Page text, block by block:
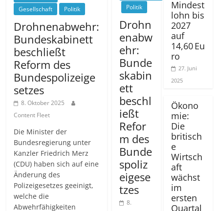
Gesellschaft
Politik
Drohnenabwehr:
Bundeskabinett
beschließt
Reform des
Bundespolizeige
setzes
8. Oktober 2025
Content Fleet
Die Minister der
Bundesregierung unter
Kanzler Friedrich Merz
(CDU) haben sich auf eine
Änderung des
Polizeigesetzes geeinigt,
welche die
Abwehrfähigkeiten
Politik
Drohn
enabw
ehr:
Bunde
skabin
ett
beschl
ießt
Refor
m des
Bunde
spoliz
eigese
tzes
8.
Mindest
lohn bis
2027
auf
14,60 Eu
ro
27. Juni
2025
Ökono
mie:
Die
britisch
e
Wirtsch
aft
wächst
im
ersten
Quartal